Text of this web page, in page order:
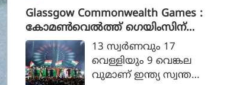
Glassgow Commonwealth Games :
കോമൺവെൽത്ത് ഗെയിംസിന്
ഗ്ലാസ്ഗോയിൽ കൊടിയിറങ്ങി, മെഡ
ൽ നേട്ടത്തിൽ ഇന്ത്യ നാലാമത്
13 സ്വര്‍ണവും 17
വെള്ളിയും 9 വെങ്കല
വുമാണ് ഇന്ത്യ സ്വന്ത